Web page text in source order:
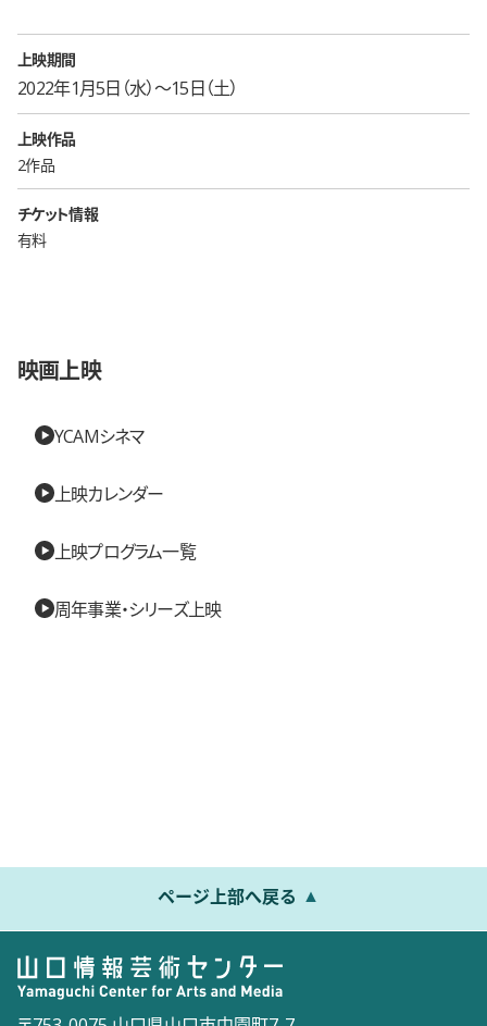
上映期間
2022年1月5日（水）〜15日（土）
上映作品
2作品
チケット情報
有料
映画上映
YCAMシネマ
上映カレンダー
上映プログラム一覧
周年事業・シリーズ上映
ページ上部へ戻る